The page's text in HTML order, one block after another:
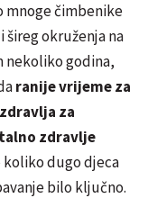
mnoge čimbenike
šireg okruženja na
godina,
ranije vrijeme za
za
zdravlje
koliko dugo djeca
bilo ključno.